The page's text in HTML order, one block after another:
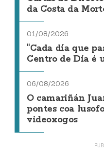
da Costa da
01/08/2026
"Cada día que
Centro de Día é
06/08/2026
O camariñán
pontes coa
videoxogos